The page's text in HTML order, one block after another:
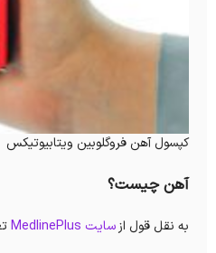
کپسول آهن فروگلوبین ویتابیوتیکس
آهن چیست؟
به نقل قول ازسایت MedlinePlus